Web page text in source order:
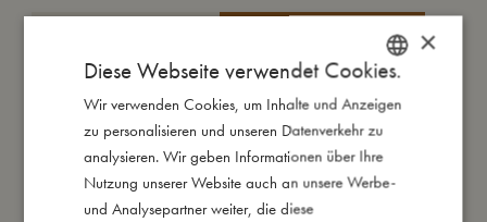
IN DEN WARENKORB
Eine niedliche Einführung in die Welt der Zahlen mit
detaillierten Illustrationen.
Die farbenfrohen Seiten und die verspielten Tiere machen das
Zählenlernen zu einem unterhaltsamen und spannenden
Prozess.
DANISH
ENGLISH
GERMAN
×
Diese Webseite verwendet Cookies.
Wir verwenden Cookies, um Inhalte und Anzeigen
zu personalisieren und unseren Datenverkehr zu
analysieren. Wir geben Informationen über Ihre
Nutzung unserer Website auch an unsere Werbe-
und Analysepartner weiter, die diese